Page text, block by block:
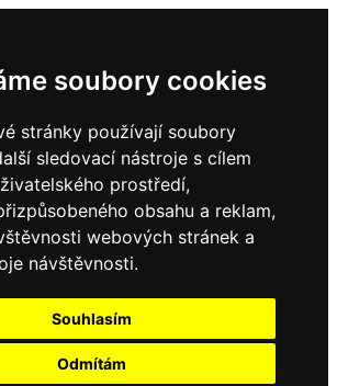
soubory cookies
stránky používají soubory
sledovací nástroje s cílem
prostředí,
obsahu a reklam,
webových stránek a
návštěvnosti.
Souhlasím
Odmítám